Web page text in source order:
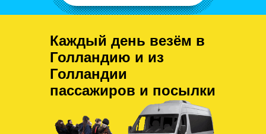
Каждый день везём в
Голландию и из
Голландии
пассажиров и посылки